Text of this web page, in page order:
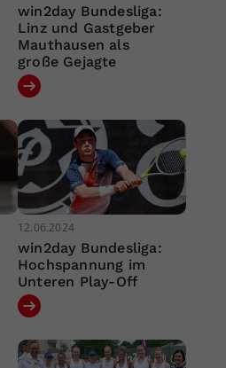
win2day Bundesliga:
Linz und Gastgeber
Mauthausen als
große Gejagte
12.06.2024
win2day Bundesliga:
Hochspannung im
Unteren Play-Off